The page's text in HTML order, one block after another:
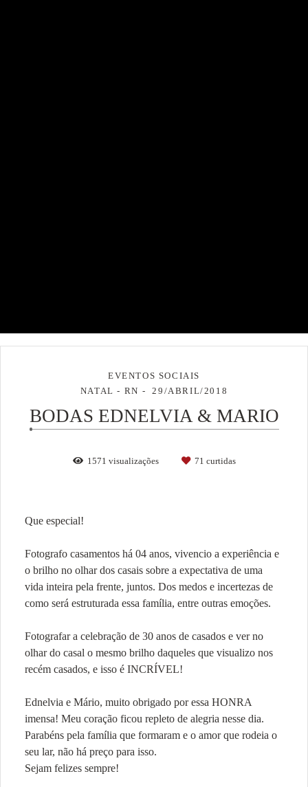
EVENTOS SOCIAIS
NATAL - RN
29/ABRIL/2018
BODAS EDNELVIA & MARIO
1571 visualizações 71 curtidas
Que especial!
Fotografo casamentos há 04 anos, vivencio a experiência e
o brilho no olhar dos casais sobre a expectativa de uma
vida inteira pela frente, juntos. Dos medos e incertezas de
como será estruturada essa família, entre outras emoções.
Fotografar a celebração de 30 anos de casados e ver no
olhar do casal o mesmo brilho daqueles que visualizo nos
recém casados, e isso é INCRÍVEL!
Ednelvia e Mário, muito obrigado por essa HONRA
imensa! Meu coração ficou repleto de alegria nesse dia.
Parabéns pela família que formaram e o amor que rodeia o
seu lar, não há preço para isso.
Sejam felizes sempre!